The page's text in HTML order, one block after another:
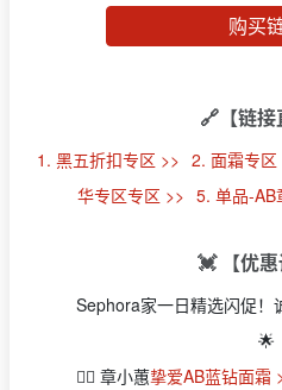
购买
🔗【链接
1. 黑五折扣专区 >> 2. 面霜专区
华专区专区 >> 5. 单品-AB
💓 【优惠
Sephora家一日精选闪促！
🌟
👉🏻 章小蕙挚爱AB蓝钻面霜